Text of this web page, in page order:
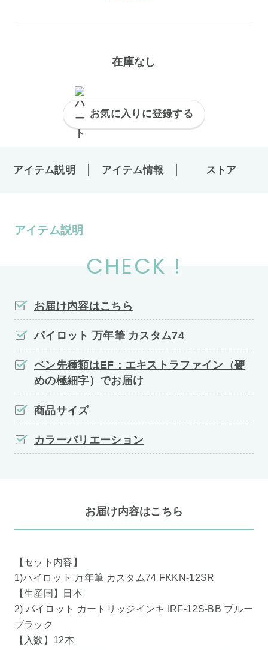
在庫なし
お気に入りに登録する
アイテム説明 アイテム情報 ストア
アイテム説明
CHECK !
お届け内容はこちら
パイロット 万年筆 カスタム74
ペン先種類はEF：エキストラファイン（硬
めの極細字）でお届け
商品サイズ
カラーバリエーション
お届け内容はこちら
【セット内容】
1)パイロット 万年筆 カスタム74 FKKN-12SR
【生産国】日本
2) パイロット カートリッジインキ IRF-12S-BB ブルー
ブラック
【入数】12本